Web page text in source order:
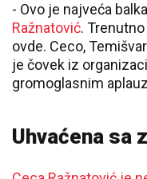
- Ovo je najveća
Ražnatović.
ovde. Ceco,
je čovek iz
gromoglasnim
Uhvaćena sa